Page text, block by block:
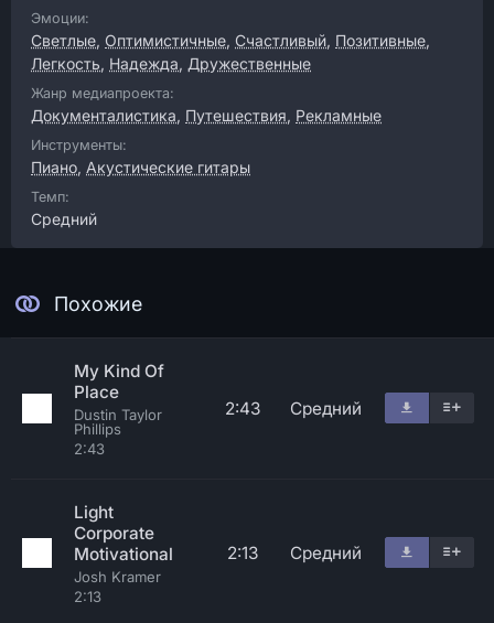
Эмоции:
Светлые, Оптимистичные, Счастливый, Позитивные,
Легкость, Надежда, Дружественные
Жанр медиапроекта:
Документалистика, Путешествия, Рекламные
Инструменты:
Пиано, Акустические гитары
Темп:
Средний
Похожие
My Kind Of
Place
Dustin Taylor
Phillips
2:43
2:43 Средний
Light
Corporate
Motivational
Josh Kramer
2:13
2:13 Средний